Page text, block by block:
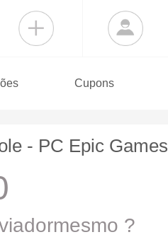
Cupons
- PC Epic Games
?